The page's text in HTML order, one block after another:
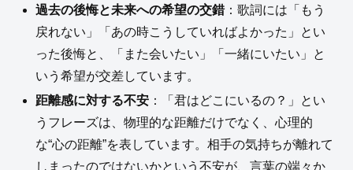
過去の後悔と未来への希望の交錯：歌詞には「もう
戻れない」「あの時こうしていればよかった」とい
った後悔と、「また会いたい」「一緒にいたい」と
いう希望が交差しています。
距離感に対する不安 ：「君はどこにいるの？」とい
うフレーズは、物理的な距離だけでなく、心理的
な“心の距離”を表しています。相手の気持ちが離れて
しまったのではないかという不安が、言葉の端々か